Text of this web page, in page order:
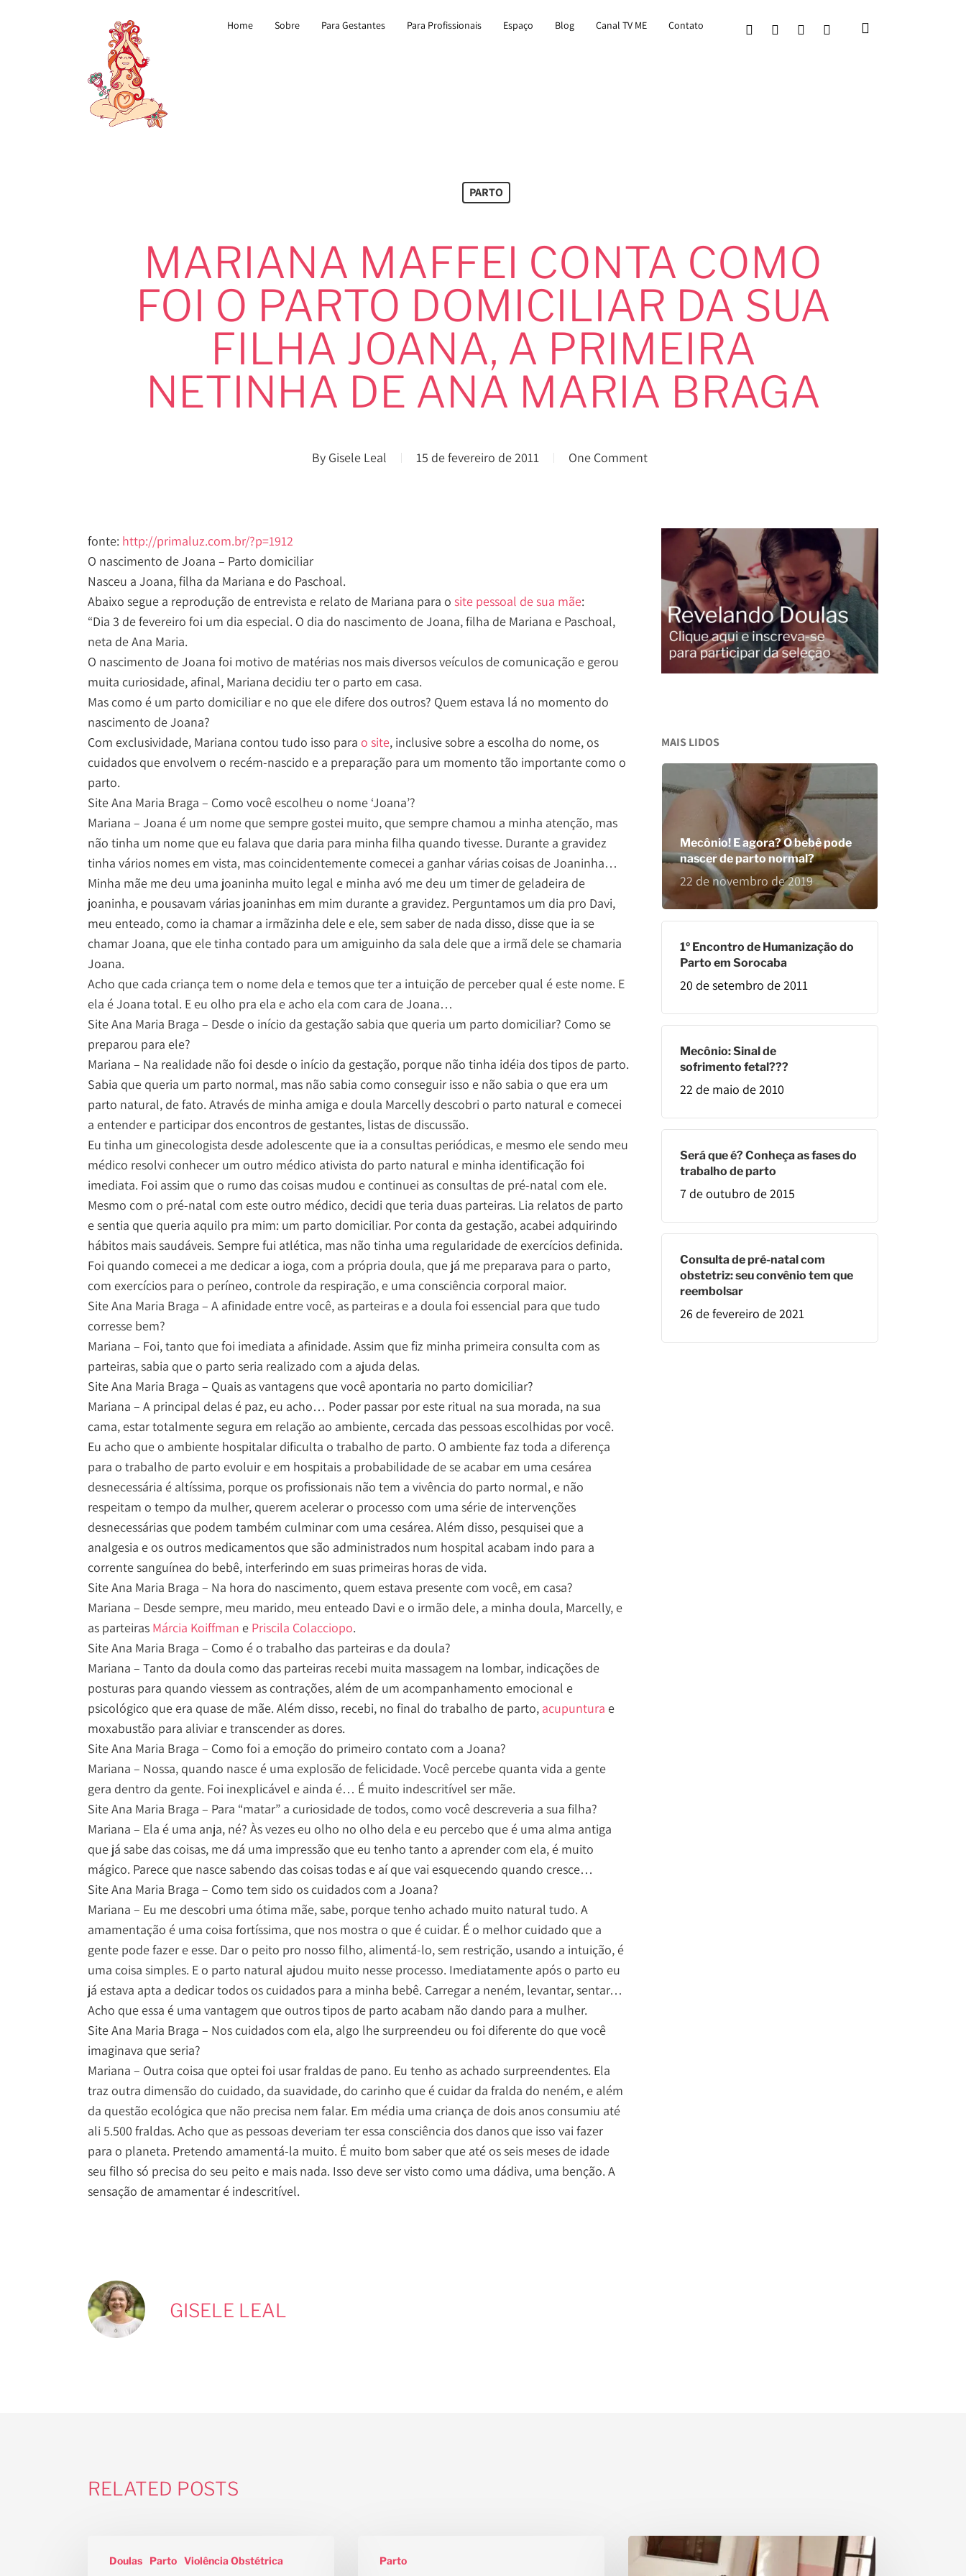
Hit enter to search or ESC to close
Home Sobre Para Gestantes Para Profissionais Espaço Blog Canal TV ME Contato
PARTO
MARIANA MAFFEI CONTA COMO
FOI O PARTO DOMICILIAR DA SUA
FILHA JOANA, A PRIMEIRA
NETINHA DE ANA MARIA BRAGA
By Gisele Leal 15 de fevereiro de 2011 One Comment
fonte: http://primaluz.com.br/?p=1912
O nascimento de Joana – Parto domiciliar
Nasceu a Joana, filha da Mariana e do Paschoal.
Abaixo segue a reprodução de entrevista e relato de Mariana para o site pessoal de sua mãe:
“Dia 3 de fevereiro foi um dia especial. O dia do nascimento de Joana, filha de Mariana e Paschoal,
neta de Ana Maria.
O nascimento de Joana foi motivo de matérias nos mais diversos veículos de comunicação e gerou
muita curiosidade, afinal, Mariana decidiu ter o parto em casa.
Mas como é um parto domiciliar e no que ele difere dos outros? Quem estava lá no momento do
nascimento de Joana?
Com exclusividade, Mariana contou tudo isso para o site, inclusive sobre a escolha do nome, os
cuidados que envolvem o recém-nascido e a preparação para um momento tão importante como o
parto.
Site Ana Maria Braga – Como você escolheu o nome ‘Joana’?
Mariana – Joana é um nome que sempre gostei muito, que sempre chamou a minha atenção, mas
não tinha um nome que eu falava que daria para minha filha quando tivesse. Durante a gravidez
tinha vários nomes em vista, mas coincidentemente comecei a ganhar várias coisas de Joaninha…
Minha mãe me deu uma joaninha muito legal e minha avó me deu um timer de geladeira de
joaninha, e pousavam várias joaninhas em mim durante a gravidez. Perguntamos um dia pro Davi,
meu enteado, como ia chamar a irmãzinha dele e ele, sem saber de nada disso, disse que ia se
chamar Joana, que ele tinha contado para um amiguinho da sala dele que a irmã dele se chamaria
Joana.
Acho que cada criança tem o nome dela e temos que ter a intuição de perceber qual é este nome. E
ela é Joana total. E eu olho pra ela e acho ela com cara de Joana…
Site Ana Maria Braga – Desde o início da gestação sabia que queria um parto domiciliar? Como se
preparou para ele?
Mariana – Na realidade não foi desde o início da gestação, porque não tinha idéia dos tipos de parto.
Sabia que queria um parto normal, mas não sabia como conseguir isso e não sabia o que era um
parto natural, de fato. Através de minha amiga e doula Marcelly descobri o parto natural e comecei
a entender e participar dos encontros de gestantes, listas de discussão.
Eu tinha um ginecologista desde adolescente que ia a consultas periódicas, e mesmo ele sendo meu
médico resolvi conhecer um outro médico ativista do parto natural e minha identificação foi
imediata. Foi assim que o rumo das coisas mudou e continuei as consultas de pré-natal com ele.
Mesmo com o pré-natal com este outro médico, decidi que teria duas parteiras. Lia relatos de parto
e sentia que queria aquilo pra mim: um parto domiciliar. Por conta da gestação, acabei adquirindo
hábitos mais saudáveis. Sempre fui atlética, mas não tinha uma regularidade de exercícios definida.
Foi quando comecei a me dedicar a ioga, com a própria doula, que já me preparava para o parto,
com exercícios para o períneo, controle da respiração, e uma consciência corporal maior.
Site Ana Maria Braga – A afinidade entre você, as parteiras e a doula foi essencial para que tudo
corresse bem?
Mariana – Foi, tanto que foi imediata a afinidade. Assim que fiz minha primeira consulta com as
parteiras, sabia que o parto seria realizado com a ajuda delas.
Site Ana Maria Braga – Quais as vantagens que você apontaria no parto domiciliar?
Mariana – A principal delas é paz, eu acho… Poder passar por este ritual na sua morada, na sua
cama, estar totalmente segura em relação ao ambiente, cercada das pessoas escolhidas por você.
Eu acho que o ambiente hospitalar dificulta o trabalho de parto. O ambiente faz toda a diferença
para o trabalho de parto evoluir e em hospitais a probabilidade de se acabar em uma cesárea
desnecessária é altíssima, porque os profissionais não tem a vivência do parto normal, e não
respeitam o tempo da mulher, querem acelerar o processo com uma série de intervenções
desnecessárias que podem também culminar com uma cesárea. Além disso, pesquisei que a
analgesia e os outros medicamentos que são administrados num hospital acabam indo para a
corrente sanguínea do bebê, interferindo em suas primeiras horas de vida.
Site Ana Maria Braga – Na hora do nascimento, quem estava presente com você, em casa?
Mariana – Desde sempre, meu marido, meu enteado Davi e o irmão dele, a minha doula, Marcelly, e
as parteiras Márcia Koiffman e Priscila Colacciopo.
Site Ana Maria Braga – Como é o trabalho das parteiras e da doula?
Mariana – Tanto da doula como das parteiras recebi muita massagem na lombar, indicações de
posturas para quando viessem as contrações, além de um acompanhamento emocional e
psicológico que era quase de mãe. Além disso, recebi, no final do trabalho de parto, acupuntura e
moxabustão para aliviar e transcender as dores.
Site Ana Maria Braga – Como foi a emoção do primeiro contato com a Joana?
Mariana – Nossa, quando nasce é uma explosão de felicidade. Você percebe quanta vida a gente
gera dentro da gente. Foi inexplicável e ainda é… É muito indescritível ser mãe.
Site Ana Maria Braga – Para “matar” a curiosidade de todos, como você descreveria a sua filha?
Mariana – Ela é uma anja, né? Às vezes eu olho no olho dela e eu percebo que é uma alma antiga
que já sabe das coisas, me dá uma impressão que eu tenho tanto a aprender com ela, é muito
mágico. Parece que nasce sabendo das coisas todas e aí que vai esquecendo quando cresce…
Site Ana Maria Braga – Como tem sido os cuidados com a Joana?
Mariana – Eu me descobri uma ótima mãe, sabe, porque tenho achado muito natural tudo. A
amamentação é uma coisa fortíssima, que nos mostra o que é cuidar. É o melhor cuidado que a
gente pode fazer e esse. Dar o peito pro nosso filho, alimentá-lo, sem restrição, usando a intuição, é
uma coisa simples. E o parto natural ajudou muito nesse processo. Imediatamente após o parto eu
já estava apta a dedicar todos os cuidados para a minha bebê. Carregar a neném, levantar, sentar…
Acho que essa é uma vantagem que outros tipos de parto acabam não dando para a mulher.
Site Ana Maria Braga – Nos cuidados com ela, algo lhe surpreendeu ou foi diferente do que você
imaginava que seria?
Mariana – Outra coisa que optei foi usar fraldas de pano. Eu tenho as achado surpreendentes. Ela
traz outra dimensão do cuidado, da suavidade, do carinho que é cuidar da fralda do neném, e além
da questão ecológica que não precisa nem falar. Em média uma criança de dois anos consumiu até
ali 5.500 fraldas. Acho que as pessoas deveriam ter essa consciência dos danos que isso vai fazer
para o planeta. Pretendo amamentá-la muito. É muito bom saber que até os seis meses de idade
seu filho só precisa do seu peito e mais nada. Isso deve ser visto como uma dádiva, uma benção. A
sensação de amamentar é indescritível.
GISELE LEAL
MAIS LIDOS
Mecônio! E agora? O bebê pode
nascer de parto normal?
22 de novembro de 2019
1º Encontro de Humanização do
Parto em Sorocaba
20 de setembro de 2011
Mecônio: Sinal de
sofrimento fetal???
22 de maio de 2010
Será que é? Conheça as fases do
trabalho de parto
7 de outubro de 2015
Consulta de pré-natal com
obstetriz: seu convênio tem que
reembolsar
26 de fevereiro de 2021
RELATED POSTS
Doulas Parto Violência Obstétrica Parto